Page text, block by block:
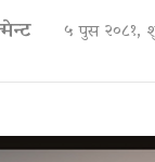
५ पुस २०८१,